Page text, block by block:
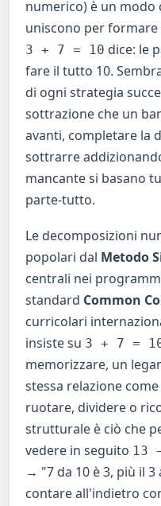
numerico) è un modo
uniscono per
3 + 7 = 10 dice: le
fare il tutto 10.
di ogni strategia
sottrazione che un
avanti, completare la
sottrarre
mancante si basano
parte-tutto.
Le decomposizioni
popolari dal Metodo
centrali nei
standard Common
curricolari
insiste su 3 + 7 =
memorizzare, un
stessa relazione
ruotare, dividere o
strutturale è ciò che
vedere in seguito 13
→ "7 da 10 è 3, più il 3
contare all'indietro